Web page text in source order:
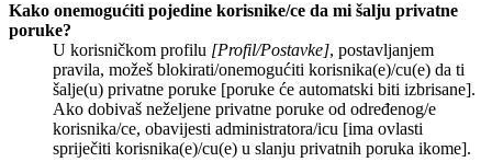
Kako onemogućiti pojedine korisnike/ce da mi šalju privatne
poruke?
U korisničkom profilu [Profil/Postavke], postavljanjem
pravila, možeš blokirati/onemogućiti korisnika(e)/cu(e) da ti
šalje(u) privatne poruke [poruke će automatski biti izbrisane].
Ako dobivaš neželjene privatne poruke od određenog/e
korisnika/ce, obavijesti administratora/icu [ima ovlasti
spriječiti korisnika(e)/cu(e) u slanju privatnih poruka ikome].